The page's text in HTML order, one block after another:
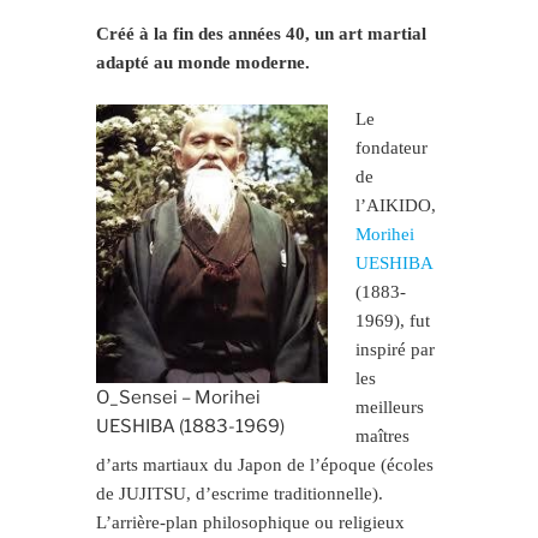
Créé à la fin des années 40, un art martial
adapté au monde moderne.
O_Sensei – Morihei
UESHIBA (1883-1969)
Le
fondateur
de
l’AIKIDO,
Morihei
UESHIBA
(1883-
1969), fut
inspiré par
les
meilleurs
maîtres
d’arts martiaux du Japon de l’époque (écoles
de JUJITSU, d’escrime traditionnelle).
L’arrière-plan philosophique ou religieux